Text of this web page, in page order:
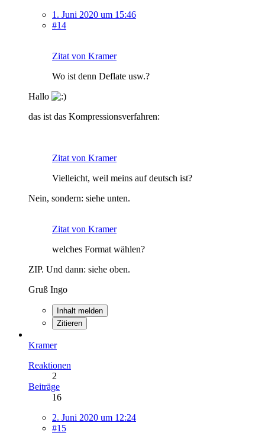
1. Juni 2020 um 15:46
#14
Zitat von Kramer
Wo ist denn Deflate usw.?
Hallo
das ist das Kompressionsverfahren:
Zitat von Kramer
Vielleicht, weil meins auf deutsch ist?
Nein, sondern: siehe unten.
Zitat von Kramer
welches Format wählen?
ZIP. Und dann: siehe oben.
Gruß Ingo
Inhalt melden
Zitieren
Kramer
Reaktionen
2
Beiträge
16
2. Juni 2020 um 12:24
#15